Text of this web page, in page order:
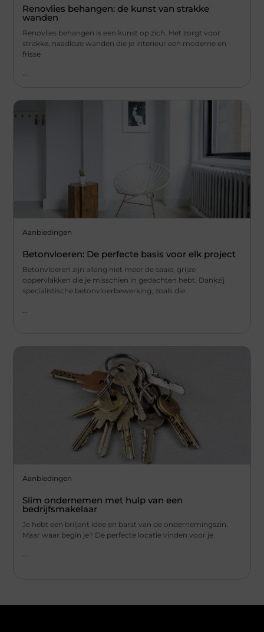
Renovlies behangen: de kunst van strakke
wanden
Renovlies behangen is een kunst op zich. Het zorgt voor
strakke, naadloze wanden die je interieur een moderne en
frisse
...
Aanbiedingen
Betonvloeren: De perfecte basis voor elk project
Betonvloeren zijn allang niet meer de saaie, grijze
oppervlakken die je misschien in gedachten hebt. Dankzij
specialistische betonvloerbewerking, zoals die
Aanbiedingen
Slim ondernemen met hulp van een
bedrijfsmakelaar
Je hebt een briljant idee en barst van de ondernemingszin.
Maar waar begin je? De perfecte locatie vinden voor je
...